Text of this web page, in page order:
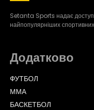
Setanta Sports надає доступ
найпопулярніших спортивних
Додатково
ФУТБОЛ
ММА
БАСКЕТБОЛ